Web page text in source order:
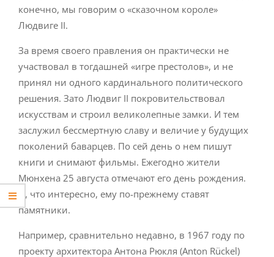
конечно, мы говорим о «сказочном короле»
Людвиге II.
За время своего правления он практически не
участвовал в тогдашней «игре престолов», и не
принял ни одного кардинального политического
решения. Зато Людвиг II покровительствовал
искусствам и строил великолепные замки. И тем
заслужил бессмертную славу и величие у будущих
поколений баварцев. По сей день о нем пишут
книги и снимают фильмы. Ежегодно жители
Мюнхена 25 августа отмечают его день рождения.
И, что интересно, ему по-прежнему ставят
памятники.
Например, сравнительно недавно, в 1967 году по
проекту архитектора Антона Рюкля (Anton Rückel)